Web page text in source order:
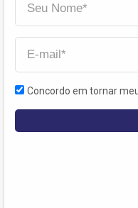
Concordo em tornar